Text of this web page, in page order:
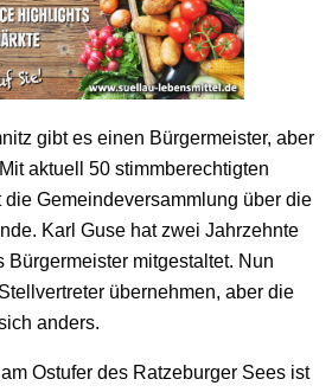
gibt es einen Bürgermeister, aber
aktuell 50 stimmberechtigten
die Gemeindeversammlung über die
Karl Guse hat zwei Jahrzehnte
Bürgermeister mitgestaltet. Nun
übernehmen, aber die
anders.
Ostufer des Ratzeburger Sees ist